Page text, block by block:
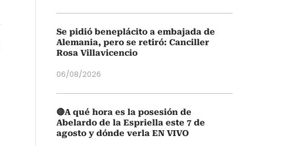
Se pidió beneplácito a embajada de
Alemania, pero se retiró: Canciller
Rosa Villavicencio
06/08/2026
🔴A qué hora es la posesión de
Abelardo de la Espriella este 7 de
agosto y dónde verla EN VIVO